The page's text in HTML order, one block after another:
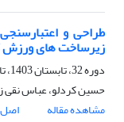
طراحی و
زیرساخت های
دوره 32، تابستان 1403، تابستان 1404
حسین کردلو، عباس نقی
مشاهده مقاله
اصل